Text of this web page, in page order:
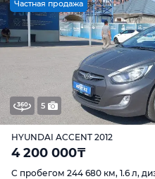
Частная продажа
5
HYUNDAI ACCENT 2012
4 200 000₸
С пробегом 244 680 км, 1.6 л,